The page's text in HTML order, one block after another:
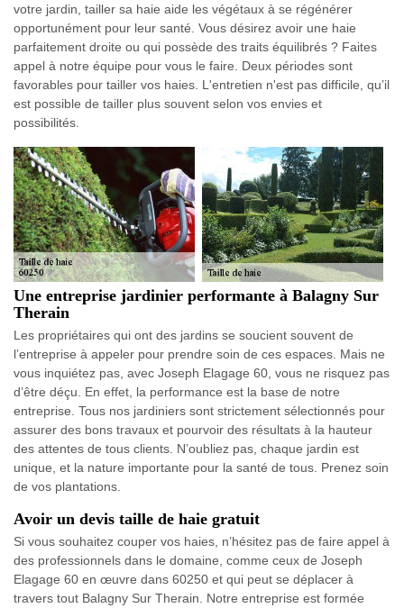
votre jardin, tailler sa haie aide les végétaux à se régénérer
opportunément pour leur santé. Vous désirez avoir une haie
parfaitement droite ou qui possède des traits équilibrés ? Faites
appel à notre équipe pour vous le faire. Deux périodes sont
favorables pour tailler vos haies. L'entretien n'est pas difficile, qu’il
est possible de tailler plus souvent selon vos envies et
possibilités.
Une entreprise jardinier performante à Balagny Sur
Therain
Les propriétaires qui ont des jardins se soucient souvent de
l’entreprise à appeler pour prendre soin de ces espaces. Mais ne
vous inquiétez pas, avec Joseph Elagage 60, vous ne risquez pas
d’être déçu. En effet, la performance est la base de notre
entreprise. Tous nos jardiniers sont strictement sélectionnés pour
assurer des bons travaux et pourvoir des résultats à la hauteur
des attentes de tous clients. N’oubliez pas, chaque jardin est
unique, et la nature importante pour la santé de tous. Prenez soin
de vos plantations.
Avoir un devis taille de haie gratuit
Si vous souhaitez couper vos haies, n’hésitez pas de faire appel à
des professionnels dans le domaine, comme ceux de Joseph
Elagage 60 en œuvre dans 60250 et qui peut se déplacer à
travers tout Balagny Sur Therain. Notre entreprise est formée